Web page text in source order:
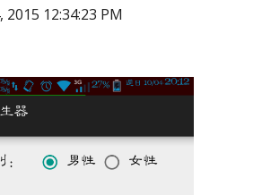
2015 12:34:23 PM